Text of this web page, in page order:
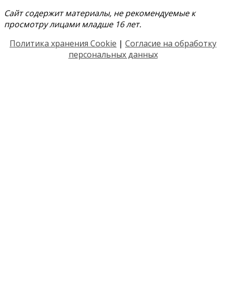
Сайт содержит материалы, не рекомендуемые к
просмотру лицами младше 16 лет.
Политика хранения Cookie | Согласие на обработку
персональных данных